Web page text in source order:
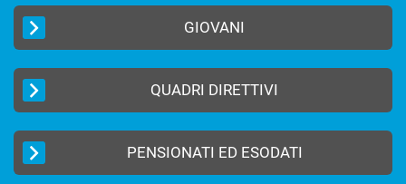
GIOVANI
QUADRI DIRETTIVI
PENSIONATI ED ESODATI